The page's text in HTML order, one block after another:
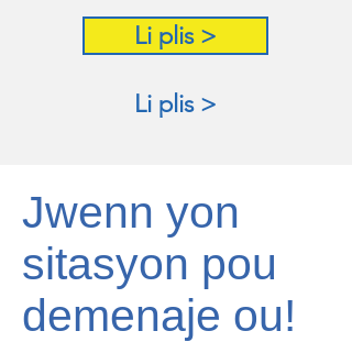
Li plis >
Li plis >
Jwenn yon
sitasyon pou
demenaje ou!